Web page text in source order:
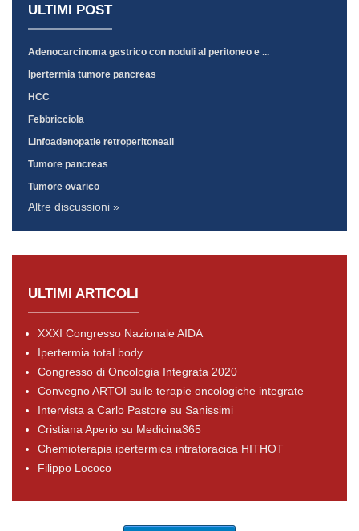
ULTIMI POST
Adenocarcinoma gastrico con noduli al peritoneo e ...
Ipertermia tumore pancreas
HCC
Febbricciola
Linfoadenopatie retroperitoneali
Tumore pancreas
Tumore ovarico
Altre discussioni »
ULTIMI ARTICOLI
XXXI Congresso Nazionale AIDA
Ipertermia total body
Congresso di Oncologia Integrata 2020
Convegno ARTOI sulle terapie oncologiche integrate
Intervista a Carlo Pastore su Sanissimi
Cristiana Aperio su Medicina365
Chemioterapia ipertermica intratoracica HITHOT
Filippo Lococo